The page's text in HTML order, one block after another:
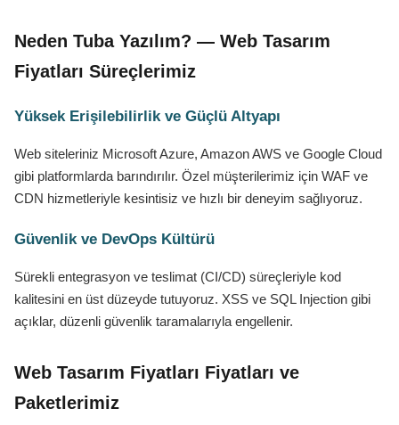
Neden Tuba Yazılım? — Web Tasarım
Fiyatları Süreçlerimiz
Yüksek Erişilebilirlik ve Güçlü Altyapı
Web siteleriniz Microsoft Azure, Amazon AWS ve Google Cloud
gibi platformlarda barındırılır. Özel müşterilerimiz için WAF ve
CDN hizmetleriyle kesintisiz ve hızlı bir deneyim sağlıyoruz.
Güvenlik ve DevOps Kültürü
Sürekli entegrasyon ve teslimat (CI/CD) süreçleriyle kod
kalitesini en üst düzeyde tutuyoruz. XSS ve SQL Injection gibi
açıklar, düzenli güvenlik taramalarıyla engellenir.
Web Tasarım Fiyatları Fiyatları ve
Paketlerimiz